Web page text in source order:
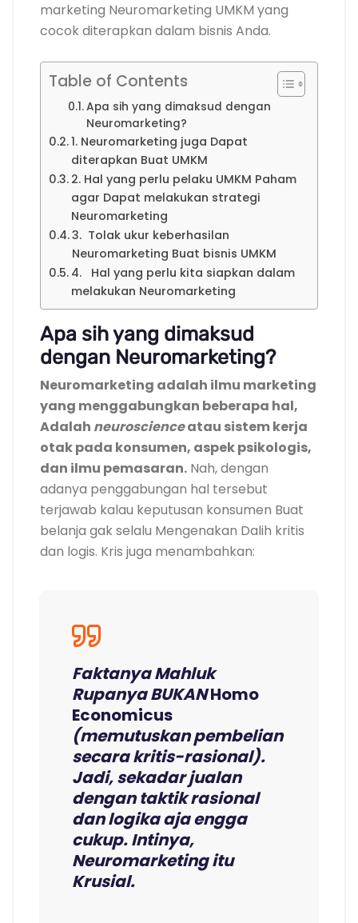
marketing Neuromarketing UMKM yang
cocok diterapkan dalam bisnis Anda.
Table of Contents
Apa sih yang dimaksud dengan
Neuromarketing?
1. Neuromarketing juga Dapat
diterapkan Buat UMKM
2. Hal yang perlu pelaku UMKM Paham
agar Dapat melakukan strategi
Neuromarketing
3. Tolak ukur keberhasilan
Neuromarketing Buat bisnis UMKM
4. Hal yang perlu kita siapkan dalam
melakukan Neuromarketing
Apa sih yang dimaksud
dengan Neuromarketing?
Neuromarketing adalah ilmu marketing
yang menggabungkan beberapa hal,
Adalah neuroscienceatau sistem kerja
otak pada konsumen, aspek psikologis,
dan ilmu pemasaran. Nah, dengan
adanya penggabungan hal tersebut
terjawab kalau keputusan konsumen Buat
belanja gak selalu Mengenakan Dalih kritis
dan logis. Kris juga menambahkan:
Faktanya Mahluk
Rupanya BUKANHomo
Economicus
(memutuskan pembelian
secara kritis-rasional).
Jadi, sekadar jualan
dengan taktik rasional
dan logika aja engga
cukup. Intinya,
Neuromarketing itu
Krusial.